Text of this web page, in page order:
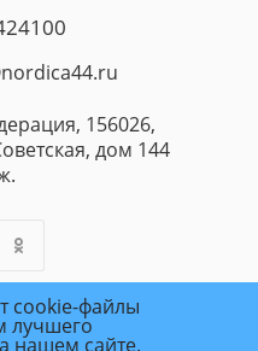
156026,
дом 144
cookie-файлы
лучшего
нашем сайте.